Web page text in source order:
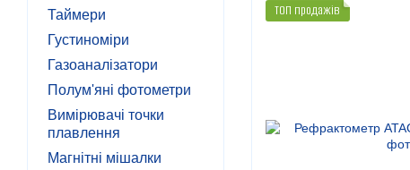
ТОП продажів
Таймери
Густиноміри
Газоаналізатори
Полум'яні фотометри
Вимірювачі точки
плавлення
Магнітні мішалки